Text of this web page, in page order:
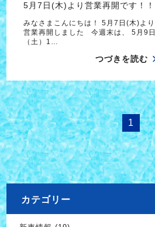
5月7日(木)より営業再開です！！
みなさまこんにちは！ 5月7日(木)より
営業再開しました 今週末は、 5月9日
（土）1…
つづきを読む
1
カテゴリー